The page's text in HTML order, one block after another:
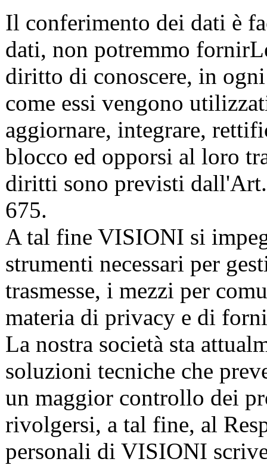
Il conferimento dei dati è
dati, non potremmo
diritto di conoscere, in
come essi vengono
aggiornare, integrare,
blocco ed opporsi al loro
diritti sono previsti
675.
A tal fine VISIONI si
strumenti necessari per
trasmesse, i mezzi per
materia di privacy e di
La nostra società sta
soluzioni tecniche che
un maggior controllo dei
rivolgersi, a tal fine, al
personali di VISIONI